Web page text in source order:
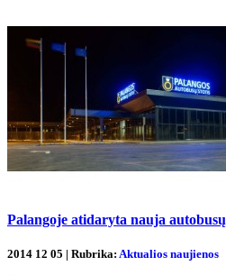
Palangoje atidaryta nauja
2014 12 05 | Rubrika: Aktualios naujienos